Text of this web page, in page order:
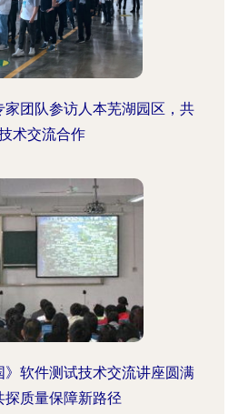
家团队参访人本芜湖园区，共
术交流合作
》软件测试技术交流讲座圆满
探质量保障新路径